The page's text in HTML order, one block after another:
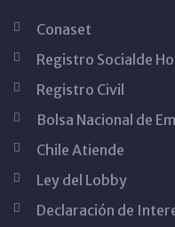
Conaset
Registro Socialde
Registro Civil
Bolsa Nacional de
Chile Atiende
Ley del Lobby
Declaración de